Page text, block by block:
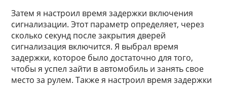
Затем я настроил время задержки включения
сигнализации. Этот параметр определяет, через
сколько секунд после закрытия дверей
сигнализация включится. Я выбрал время
задержки, которое было достаточно для того,
чтобы я успел зайти в автомобиль и занять свое
место за рулем. Также я настроил время задержки